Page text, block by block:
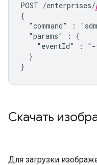
POST /enterprises/
{
  "command" : "
  "params" : {
"eventId" :
  }
Скачать
Для загрузки